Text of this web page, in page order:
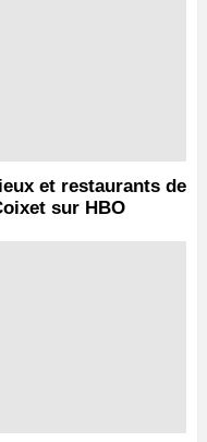
et restaurants de
sur HBO